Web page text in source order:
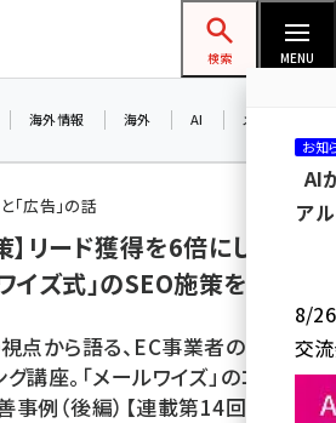
トショップ担当者フォーラム
検索 MENU
海外情報 海外 AI メタバース
「広告」の話
リード獲得を6倍にしたサ
イズ式」のSEO施策を解説
視点から語る、EC事業者のための
講座。「メールワイズ」のコミュ
例（後編）【連載第14回】
お知
AI
ア
8/26
交